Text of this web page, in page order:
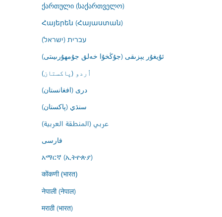
ქართული (საქართველო)
Հայերեն (Հայաստան)
עברית (ישראל)
ئۇيغۇر يېزىقى (جۇڭخۇا خەلق جۇمھۇرىيىتى)
اُردو (پاکستان)
درى (افغانستان)
سنڌي (پاکستان)
عربي (المنطقة العربية)
فارسى
አማርኛ (ኢትዮጵያ)
कोंकणी (भारत)
नेपाली (नेपाल)
मराठी (भारत)